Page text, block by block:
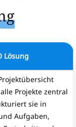
Lösung
Projekte zentral
sie in
Aufgaben,